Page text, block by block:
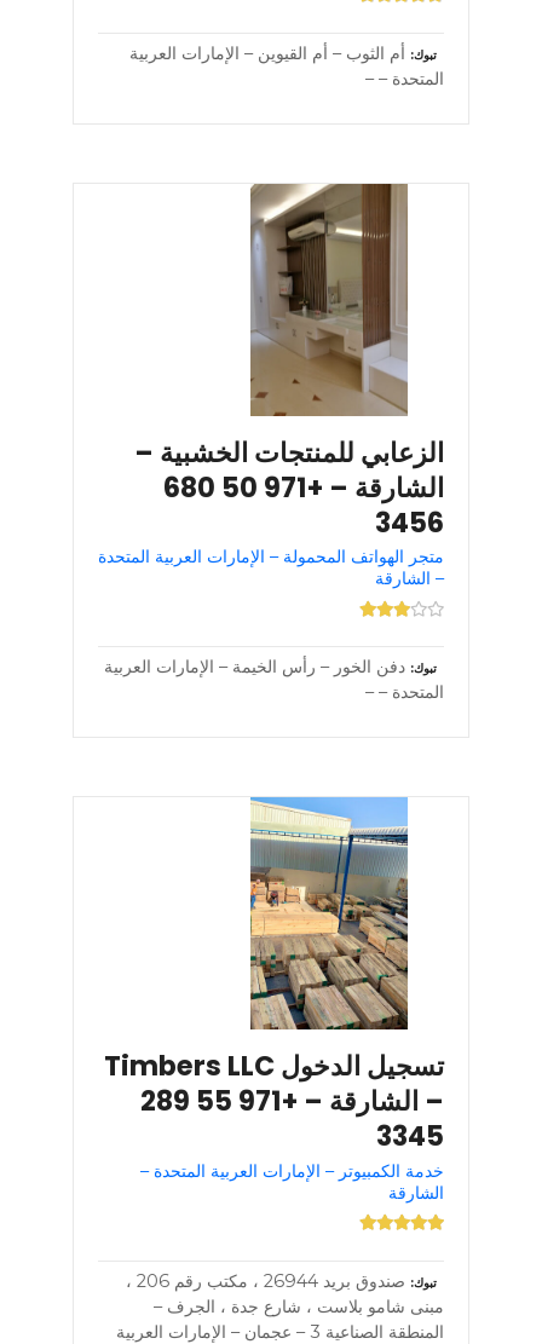
تبوك
أم الثوب – أم القيوين – الإمارات العربية
المتحدة – –
الزعابي للمنتجات الخشبية –
الشارقة – +971 50 680
3456
متجر الهواتف المحمولة – الإمارات العربية المتحدة
– الشارقة
تبوك دفن الخور – رأس الخيمة – الإمارات العربية
المتحدة – –
تسجيل الدخول Timbers LLC
– الشارقة – +971 55 289
3345
خدمة الكمبيوتر – الإمارات العربية المتحدة –
الشارقة
تبوك
صندوق بريد 26944 ، مكتب رقم 206 ،
مبنى شامو بلاست ، شارع جدة ، الجرف –
المنطقة الصناعية 3 – عجمان – الإمارات العربية